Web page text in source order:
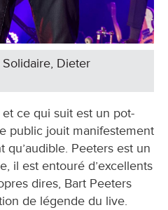
Dieter
ce qui suit est un pot-
public jouit manifestement
Peeters est un
il est entouré d’excellents
dires, Bart Peeters
de légende du live.